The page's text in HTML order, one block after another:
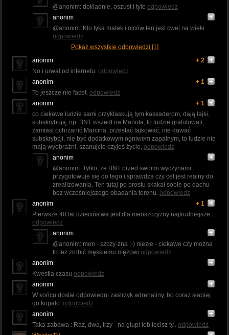
@anonim: dokladnie, oszust i tyle odpowiedz
anonim
@anonim: Kto tyka matek i ojców ten jest cwel na wieki..
odpowiedz
Pokaż wszystkie odpowiedzi [1]
anonim
+ 2
No i urwał od internetu. odpowiedz
anonim
+ 1
To jeszcze nie facet. odpowiedz
anonim
+ 1
co ciekawe ludzie sami przyklaskują tym kaskaderom, dają lajki,
subskrybują, np. BNT wszedł na Mariota, to ludzie gratulowali,
zamiast ochrzanić Marcina, przestać lajkować, nie dawać
subskrybcji, nie być dodatkowym ogniwem zapalnym, to ludzie nie
mają wyobraźni, szanujcie czyjeś życie, odpowiedz
anonim
@anonim: Tylko, że BNT przed swoimi wyczynami
przygotowuje się do tego i sprawdza czy cel jest realny do
zrealizowania. Ten tutaj po prostu skakał sobie po dachu
bez wcześniejszego obadania terenu. odpowiedz
anonim
+ 1
Pierwsze 40 lat dzieciństwa jest dla menszczyzny najtrudniejsze..
odpowiedz
anonim
@anonim: men - szczy-zna :-) niezłe - ciekawe czy można
to też zrobić męskiemu mężowi odpowiedz
anonim
Kwestia czasu odpowiedz
anonim
W końcu dostał odpowiedni zastrzyk adrenaliny, bo coraz słabiej
go kopało. odpowiedz
anonim
Taka zabawa : Raz, dwa, trzy - na głupi łeb lecisz ty.. odpowiedz